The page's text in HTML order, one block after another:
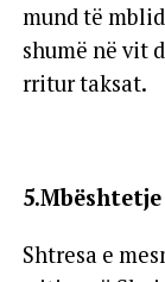
mund të
shumë në vit
rritur taksat.
5.Mbështetje
Shtresa e